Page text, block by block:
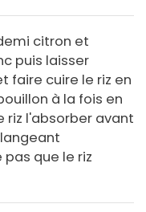
citron et
puis laisser
faire cuire le riz en
à la fois en
riz l'absorber avant
que le riz